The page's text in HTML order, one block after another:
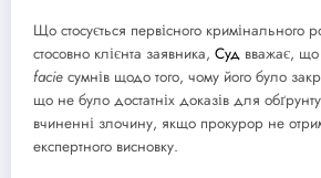
Що стосується первісного кримінального
стосовно клієнта заявника, Суд вважає, що
facie сумнів щодо того, чому його було
що не було достатніх доказів для
вчиненні злочину, якщо прокурор не
експертного висновку.